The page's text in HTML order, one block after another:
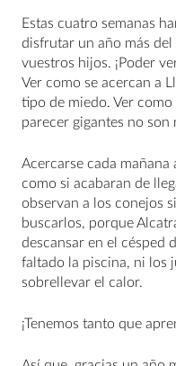
Estas cuatro semanas
disfrutar un año más
vuestros hijos. ¡Poder
Ver como se acercan a
tipo de miedo. Ver
parecer gigantes no
Acercarse cada mañana
como si acabaran de
observan a los conejos
buscarlos, porque
descansar en el césped
faltado la piscina, ni los
sobrellevar el calor.
¡Tenemos tanto que